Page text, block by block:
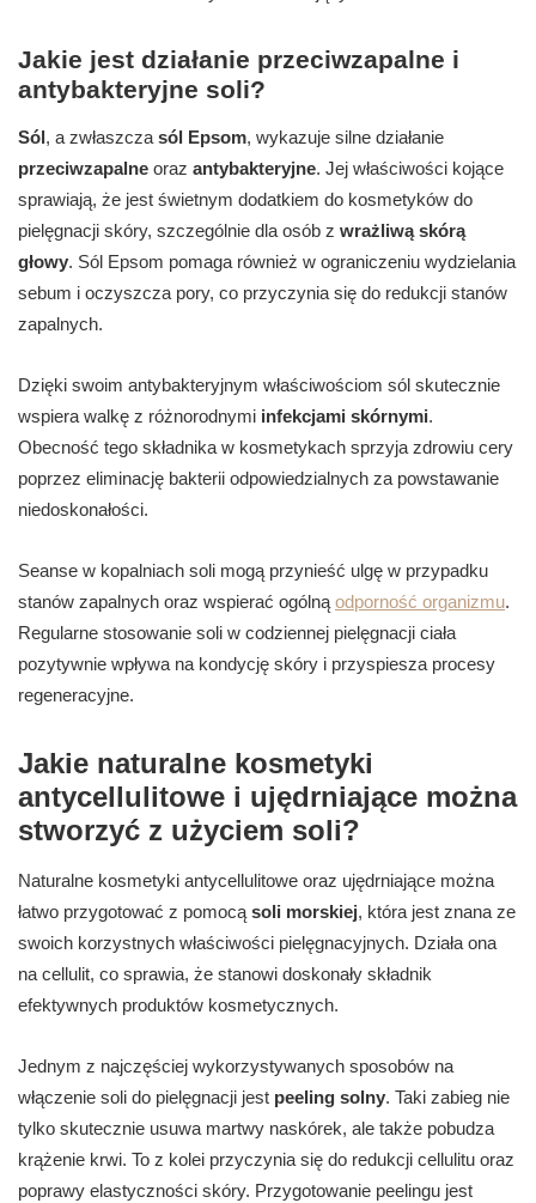
Jakie jest działanie przeciwzapalne i
antybakteryjne soli?
Sól, a zwłaszcza sól Epsom, wykazuje silne działanie
przeciwzapalne oraz antybakteryjne. Jej właściwości kojące
sprawiają, że jest świetnym dodatkiem do kosmetyków do
pielęgnacji skóry, szczególnie dla osób z wrażliwą skórą
głowy. Sól Epsom pomaga również w ograniczeniu wydzielania
sebum i oczyszcza pory, co przyczynia się do redukcji stanów
zapalnych.
Dzięki swoim antybakteryjnym właściwościom sól skutecznie
wspiera walkę z różnorodnymi infekcjami skórnymi.
Obecność tego składnika w kosmetykach sprzyja zdrowiu cery
poprzez eliminację bakterii odpowiedzialnych za powstawanie
niedoskonałości.
Seanse w kopalniach soli mogą przynieść ulgę w przypadku
stanów zapalnych oraz wspierać ogólną odporność organizmu.
Regularne stosowanie soli w codziennej pielęgnacji ciała
pozytywnie wpływa na kondycję skóry i przyspiesza procesy
regeneracyjne.
Jakie naturalne kosmetyki
antycellulitowe i ujędrniające można
stworzyć z użyciem soli?
Naturalne kosmetyki antycellulitowe oraz ujędrniające można
łatwo przygotować z pomocą soli morskiej, która jest znana ze
swoich korzystnych właściwości pielęgnacyjnych. Działa ona
na cellulit, co sprawia, że stanowi doskonały składnik
efektywnych produktów kosmetycznych.
Jednym z najczęściej wykorzystywanych sposobów na
włączenie soli do pielęgnacji jest peeling solny. Taki zabieg nie
tylko skutecznie usuwa martwy naskórek, ale także pobudza
krążenie krwi. To z kolei przyczynia się do redukcji cellulitu oraz
poprawy elastyczności skóry. Przygotowanie peelingu jest